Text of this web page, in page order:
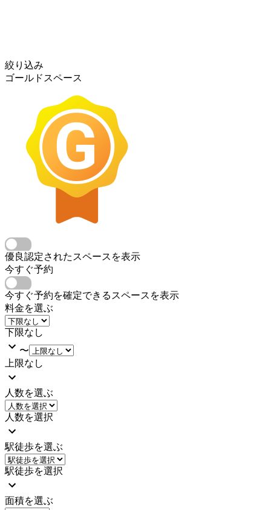
絞り込み
ゴールドスペース
優良認定されたスペースを表示
今すぐ予約
今すぐ予約を確定できるスペースを表示
料金を選ぶ
下限なし
〜
上限なし
人数を選ぶ
人数を選択
駅徒歩を選ぶ
駅徒歩を選択
面積を選ぶ